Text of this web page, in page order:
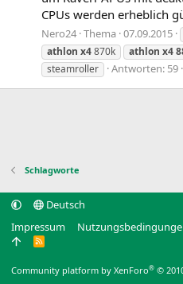
CPUs werden erheblich
Nero24 Thema 07.09.2015
athlon x4870k athlon x4
steamroller
Antworten: 59
Schlagworte
Deutsch
Impressum
R
Community platform by XenForo® ©